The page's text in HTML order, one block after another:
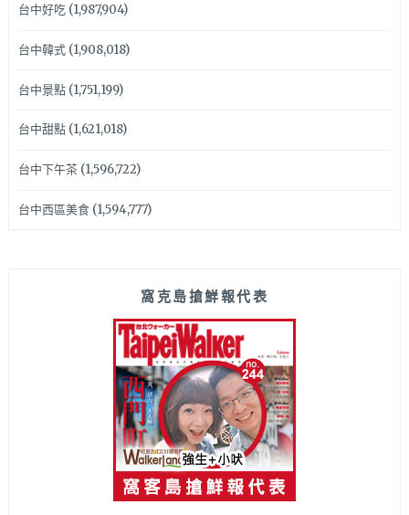
台中好吃(1,987,904)
台中韓式(1,908,018)
台中景點(1,751,199)
台中甜點(1,621,018)
台中下午茶(1,596,722)
台中西區美食(1,594,777)
窩克島搶鮮報代表